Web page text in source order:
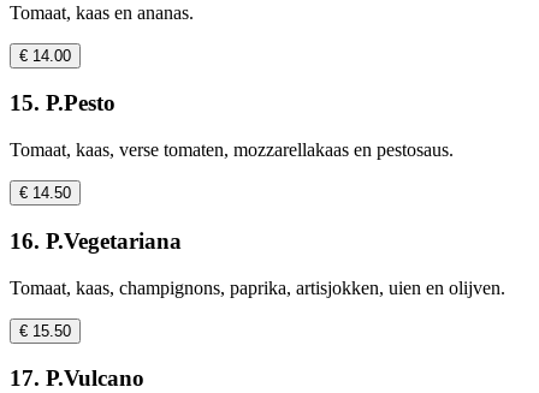
Tomaat, kaas en ananas.
€ 14.00
15. P.Pesto
Tomaat, kaas, verse tomaten, mozzarellakaas en pestosaus.
€ 14.50
16. P.Vegetariana
Tomaat, kaas, champignons, paprika, artisjokken, uien en olijven.
€ 15.50
17. P.Vulcano